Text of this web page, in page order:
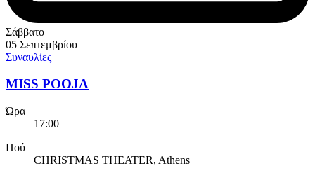
Σάββατο
05 Σεπτεμβρίου
Συναυλίες
MISS POOJA
Ώρα
17:00
Πού
CHRISTMAS THEATER, Athens